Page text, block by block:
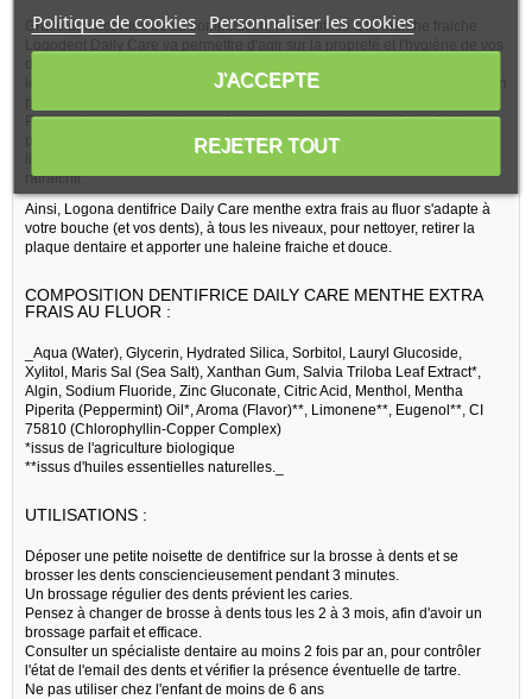
Grace aux activités de sa composition, le dentifrice à la menthe fraiche
Logodent Daily Care va permettre d'agir sur la propreté et l'hygiène de vos
les caries et contre certaines inflammations de vos gencives et encore bien
plus.
Pour avoir une hygiène bucco dentaire optimale et une haleine fraiche, ce
produit de soins bucco-dentaires va intervenir dans l'apport de fluor pour
limiter les caries et améliorer l'émail des dents et l'apport de menthe pour
rafraichir.
Ainsi, Logona dentifrice Daily Care menthe extra frais au fluor s'adapte à
votre bouche (et vos dents), à tous les niveaux, pour nettoyer, retirer la
plaque dentaire et apporter une haleine fraiche et douce.
COMPOSITION DENTIFRICE DAILY CARE MENTHE EXTRA
FRAIS AU FLUOR :
_Aqua (Water), Glycerin, Hydrated Silica, Sorbitol, Lauryl Glucoside,
Xylitol, Maris Sal (Sea Salt), Xanthan Gum, Salvia Triloba Leaf Extract*,
Algin, Sodium Fluoride, Zinc Gluconate, Citric Acid, Menthol, Mentha
Piperita (Peppermint) Oil*, Aroma (Flavor)**, Limonene**, Eugenol**, CI
75810 (Chlorophyllin-Copper Complex)
*issus de l'agriculture biologique
**issus d'huiles essentielles naturelles._
UTILISATIONS :
Déposer une petite noisette de dentifrice sur la brosse à dents et se
brosser les dents consciencieusement pendant 3 minutes.
Un brossage régulier des dents prévient les caries.
Pensez à changer de brosse à dents tous les 2 à 3 mois, afin d'avoir un
brossage parfait et efficace.
Consulter un spécialiste dentaire au moins 2 fois par an, pour contrôler
l'état de l'email des dents et vérifier la présence éventuelle de tartre.
Ne pas utiliser chez l'enfant de moins de 6 ans
Politique de cookies Personnaliser les cookies
REJETER TOUT
J'ACCEPTE